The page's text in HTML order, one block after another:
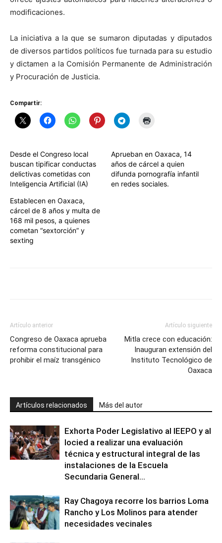
modificaciones.
La iniciativa a la que se sumaron diputadas y diputados
de diversos partidos políticos fue turnada para su estudio
y dictamen a la Comisión Permanente de Administración
y Procuración de Justicia.
Compartir:
Desde el Congreso local
buscan tipificar conductas
delictivas cometidas con
Inteligencia Artificial (IA)
Aprueban en Oaxaca, 14
años de cárcel a quien
difunda pornografía infantil
en redes sociales.
Establecen en Oaxaca,
cárcel de 8 años y multa de
168 mil pesos, a quienes
cometan “sextorción” y
sexting
Artículo anterior
Congreso de Oaxaca aprueba
reforma constitucional para
prohibir el maíz transgénico
Artículo siguiente
Mitla crece con educación:
Inauguran extensión del
Instituto Tecnológico de
Oaxaca
Artículos relacionados Más del autor
Exhorta Poder Legislativo al IEEPO y al
Iocied a realizar una evaluación
técnica y estructural integral de las
instalaciones de la Escuela
Secundaria General...
Ray Chagoya recorre los barrios Loma
Rancho y Los Molinos para atender
necesidades vecinales